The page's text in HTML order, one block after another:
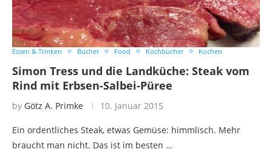
Essen & Trinken Bücher Food Kochbücher Kochen
Simon Tress und die Landküche: Steak vom
Rind mit Erbsen-Salbei-Püree
by Götz A. Primke 10. Januar 2015
Ein ordentliches Steak, etwas Gemüse: himmlisch. Mehr
braucht man nicht. Das ist im besten …